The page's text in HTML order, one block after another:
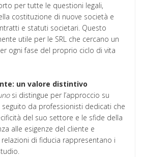
per tutte le questioni legali,
costituzione di nuove società e
e statuti societari. Questo
utile per le SRL che cercano un
ogni fase del proprio ciclo di vita
un valore distintivo
si distingue per l’approccio su
seguito da professionisti dedicati che
del suo settore e le sfide della
alle esigenze del cliente e
relazioni di fiducia rappresentano i